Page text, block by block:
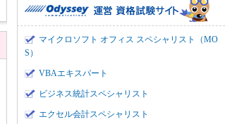
マイクロソフト オフィス スペシャリスト（MO
S）
VBAエキスパート
ビジネス統計スペシャリスト
エクセル会計スペシャリスト